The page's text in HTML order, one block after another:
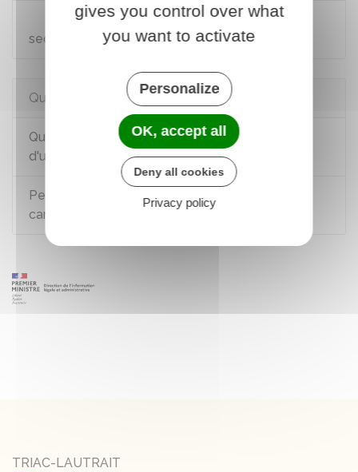
Demande de bourse nationale d'études du
second degré (enseignement agricole)
Questions ? Réponses !
Quelles sont les aides pour financer la scolarité
d'un élève ?
Peut-on obtenir une aide financière pour la
cantine scolaire ?
TRIAC-LAUTRAIT
gives you control over what
you want to activate
Personalize
OK, accept all
Deny all cookies
Privacy policy